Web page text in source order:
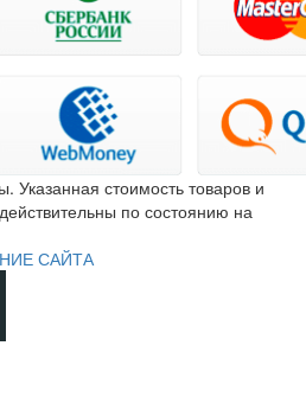
стоимость товаров и
по состоянию на
САЙТА